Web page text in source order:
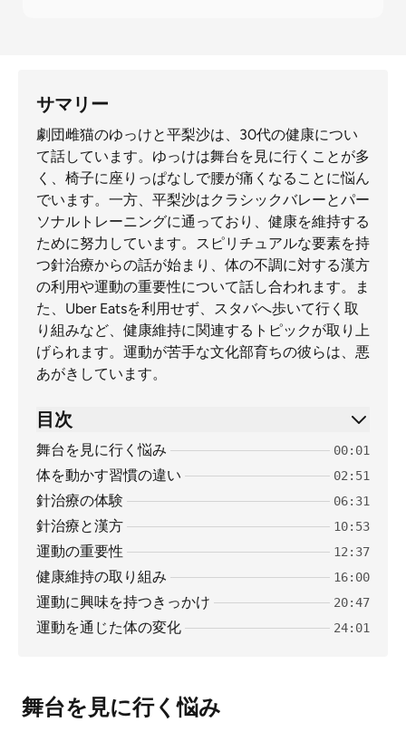
サマリー
劇団雌猫のゆっけと平梨沙は、30代の健康につい
て話しています。ゆっけは舞台を見に行くことが多
く、椅子に座りっぱなしで腰が痛くなることに悩ん
でいます。一方、平梨沙はクラシックバレーとパー
ソナルトレーニングに通っており、健康を維持する
ために努力しています。スピリチュアルな要素を持
つ針治療からの話が始まり、体の不調に対する漢方
の利用や運動の重要性について話し合われます。ま
た、Uber Eatsを利用せず、スタバへ歩いて行く取
り組みなど、健康維持に関連するトピックが取り上
げられます。運動が苦手な文化部育ちの彼らは、悪
あがきしています。
目次
舞台を見に行く悩み 00:01
体を動かす習慣の違い 02:51
針治療の体験 06:31
針治療と漢方 10:53
運動の重要性 12:37
健康維持の取り組み 16:00
運動に興味を持つきっかけ 20:47
運動を通じた体の変化 24:01
舞台を見に行く悩み